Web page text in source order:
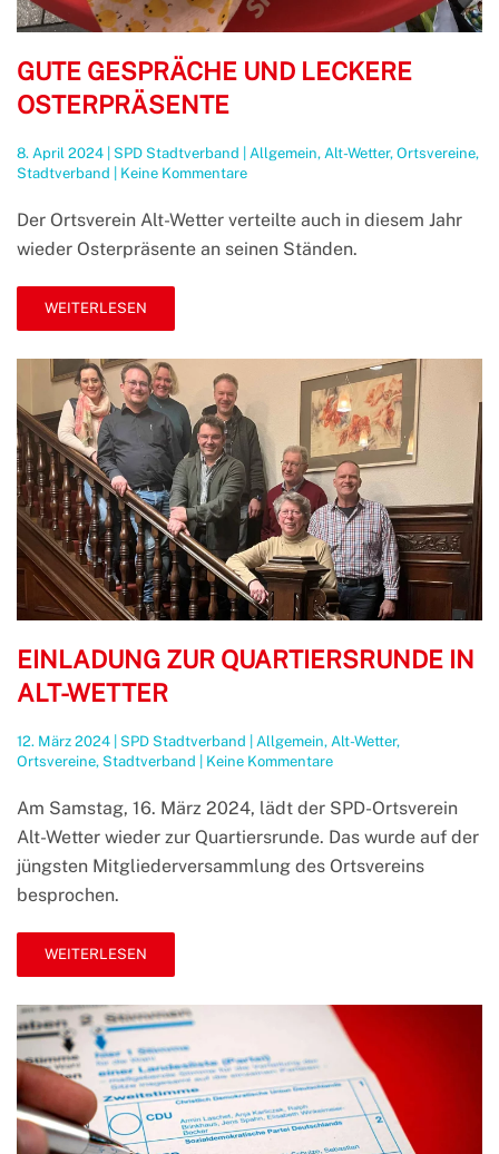
GUTE GESPRÄCHE UND LECKERE
OSTERPRÄSENTE
8. April 2024 SPD Stadtverband Allgemein, Alt-Wetter, Ortsvereine,
Stadtverband
Keine Kommentarezu
Gespräche
leckere
Der Ortsverein Alt-Wetter verteilte auch in diesem Jahr
wieder Osterpräsente an seinen Ständen.
WEITERLESEN
EINLADUNG ZUR QUARTIERSRUNDE IN
ALT-WETTER
12. März 2024 SPD Stadtverband Allgemein, Alt-Wetter,
Ortsvereine, Stadtverband Keine Kommentarezu
zur
Quartiersrunde
in
Alt-
Am Samstag, 16. März 2024, lädt der SPD-Ortsverein
Alt-Wetter wieder zur Quartiersrunde. Das wurde auf der
jüngsten Mitgliederversammlung des Ortsvereins
besprochen.
WEITERLESEN